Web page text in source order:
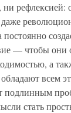
рефлексией:
постоянно
— чтобы они
а
всем
подлинным
стать